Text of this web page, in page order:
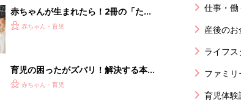
赤ちゃんが生まれたら！2冊の「たま
ひよ」
赤ちゃん・育児
育児の困ったがズバリ！解決する本
『ひよこクラブ 夏号』 4カ月～2才
赤ちゃん・育児
仕事・働
産後のお
ライフ
ファミ
育児体験